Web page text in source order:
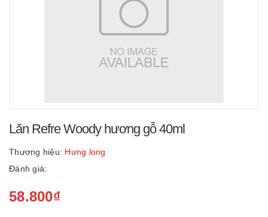
Lăn Refre Woody hương gỗ 40ml
Thương hiệu: Hưng long
Đánh giá:
58.800₫